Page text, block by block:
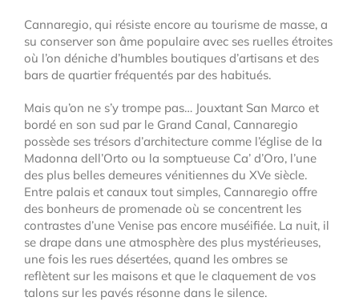
Cannaregio, qui résiste encore au tourisme de masse, a
su conserver son âme populaire avec ses ruelles étroites
où l’on déniche d’humbles boutiques d’artisans et des
bars de quartier fréquentés par des habitués.
Mais qu’on ne s’y trompe pas… Jouxtant San Marco et
bordé en son sud par le Grand Canal, Cannaregio
possède ses trésors d’architecture comme l’église de la
Madonna dell’Orto ou la somptueuse Ca’ d’Oro, l’une
des plus belles demeures vénitiennes du XVe siècle.
Entre palais et canaux tout simples, Cannaregio offre
des bonheurs de promenade où se concentrent les
contrastes d’une Venise pas encore muséifiée. La nuit, il
se drape dans une atmosphère des plus mystérieuses,
une fois les rues désertées, quand les ombres se
reflètent sur les maisons et que le claquement de vos
talons sur les pavés résonne dans le silence.